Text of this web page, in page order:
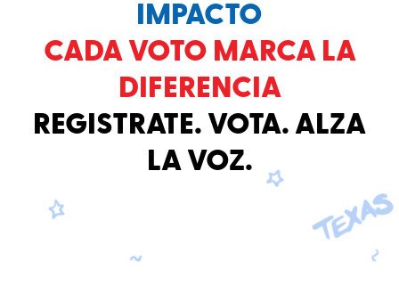
IMPACTO
CADA VOTO MARCA LA
DIFERENCIA
REGISTRATE. VOTA. ALZA
LA VOZ.